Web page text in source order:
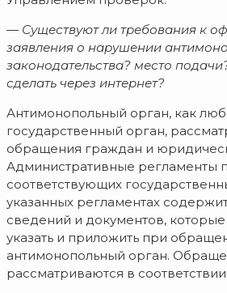
— Существуют ли требования к
заявления о нарушении
законодательства? место
сделать через интернет?
Антимонопольный орган, как
государственный орган,
обращения граждан и
Административные регламенты
соответствующих
указанных регламентах
сведений и документов,
указать и приложить при
антимонопольный орган.
рассматриваются в